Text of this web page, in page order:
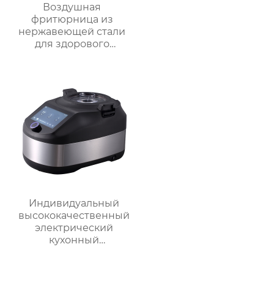
Воздушная
фритюрница из
нержавеющей стали
для здорового
электрическая
воздушная
фритюрница Тостер
духовка воздушная
фритюрница
Индивидуальный
высококачественный
электрический
кухонный